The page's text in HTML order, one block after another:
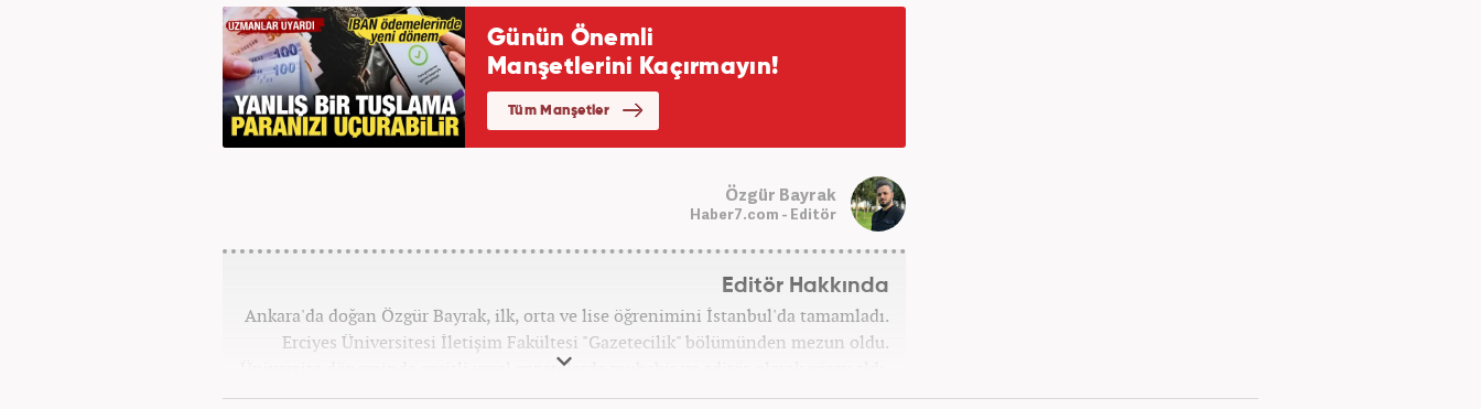
Özgür Bayrak
Haber7.com - Editör
Editör Hakkında
Ankara'da doğan Özgür Bayrak, ilk, orta ve lise öğrenimini İstanbul'da tamamladı.
Erciyes Üniversitesi İletişim Fakültesi "Gazetecilik" bölümünden mezun oldu.
Üniversite döneminde çeşitli yerel gazetelerde muhabir ve editör olarak görev aldı.
Star.com'da internet editörü olarak stajını tamamladıktan sonra Medya Takip